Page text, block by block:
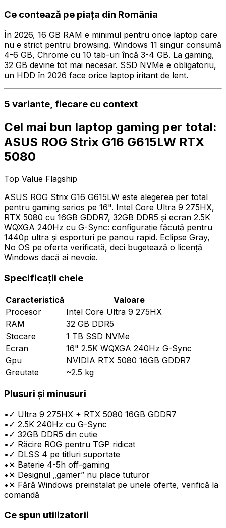
Ce contează pe piața din România
În 2026, 16 GB RAM e minimul pentru orice laptop care
nu e strict pentru browsing. Windows 11 singur consumă
4-6 GB, Chrome cu 10 tab-uri încă 3-4 GB. La gaming,
32 GB devine tot mai necesar. SSD NVMe e obligatoriu,
un HDD în 2026 face orice laptop iritant de lent.
5 variante, fiecare cu context
Cel mai bun laptop gaming per total:
ASUS ROG Strix G16 G615LW RTX
5080
Top Value Flagship
ASUS ROG Strix G16 G615LW este alegerea per total
pentru gaming serios pe 16". Intel Core Ultra 9 275HX,
RTX 5080 cu 16GB GDDR7, 32GB DDR5 și ecran 2.5K
WQXGA 240Hz cu G-Sync: configurație făcută pentru
1440p ultra și esporturi pe panou rapid. Eclipse Gray,
No OS pe oferta verificată, deci bugetează o licență
Windows dacă ai nevoie.
Specificații cheie
Caracteristică
Valoare
Procesor
Intel Core Ultra 9 275HX
RAM
32 GB DDR5
Stocare
1 TB SSD NVMe
Ecran
16" 2.5K WQXGA 240Hz G-Sync
Gpu
NVIDIA RTX 5080 16GB GDDR7
Greutate
~2.5 kg
Plusuri și minusuri
• ✓ Ultra 9 275HX + RTX 5080 16GB GDDR7
• ✓ 2.5K 240Hz cu G-Sync
• ✓ 32GB DDR5 din cutie
• ✓ Răcire ROG pentru TGP ridicat
• ✓ DLSS 4 pe titluri suportate
• ✕ Baterie 4-5h off-gaming
• ✕ Designul „gamer” nu place tuturor
• ✕ Fără Windows preinstalat pe unele oferte, verifică la
comandă
Ce spun utilizatorii